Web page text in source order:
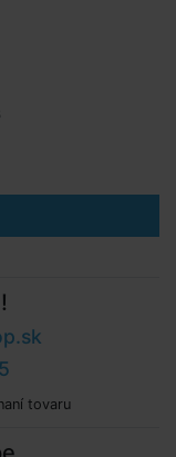
tovaru